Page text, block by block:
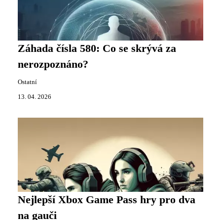
Záhada čísla 580: Co se skrývá za
nerozpoznáno?
Ostatní
13. 04. 2026
Nejlepší Xbox Game Pass hry pro dva
na gauči